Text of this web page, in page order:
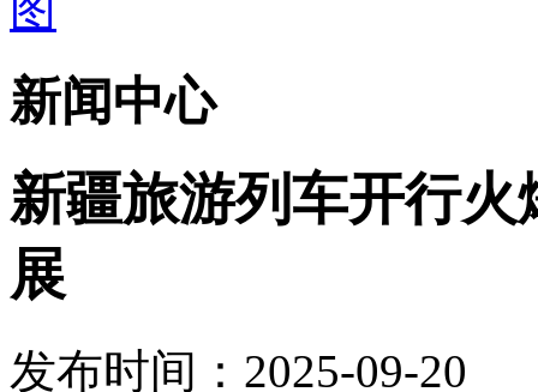
新闻中心
新疆旅游列车开行
展
发布时间：2025-09-20